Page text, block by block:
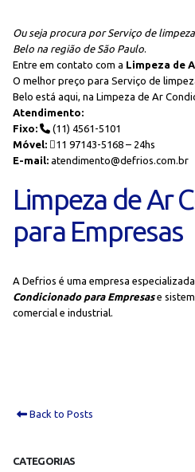
Ou seja procura por Serviço de
Belo na região de São Paulo.
Entre em contato com a Limpeza de
O melhor preço para Serviço de
Belo está aqui, na Limpeza de Ar
Atendimento:
Fixo:
(11) 4561-5101
Móvel:
11 97143-5168 – 24hs
E-mail: atendimento@defrios.com.br
Limpeza de Ar
para Empresas
A Defrios é uma empresa
Condicionado para Empresase
comercial e industrial.
Back to Posts
CATEGORIAS